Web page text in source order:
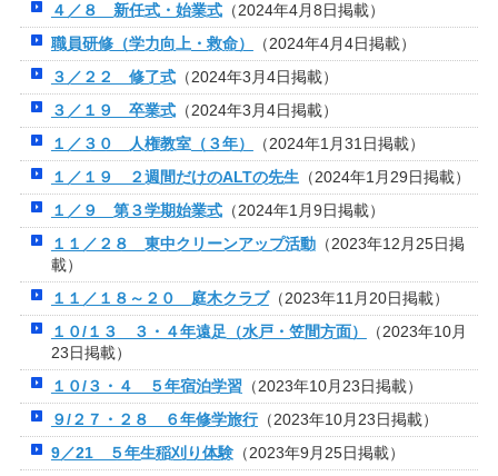
４／８ 新任式・始業式（2024年4月8日掲載）
職員研修（学力向上・救命）
（2024年4月4日掲載）
３／２２ 修了式（2024年3月4日掲載）
３／１９ 卒業式（2024年3月4日掲載）
１／３０ 人権教室（３年）
（2024年1月31日掲載）
１／１９ ２週間だけのALTの先生 （2024年1月29日掲載）
１／９ 第３学期始業式（2024年1月9日掲載）
１１／２８ 東中クリーンアップ活動（2023年12月25日掲
載）
１１／１８～２０ 庭木クラブ（2023年11月20日掲載）
１０/１３ ３・４年遠足（水戸・笠間方面）
（2023年10月
23日掲載）
１０/３・４ ５年宿泊学習（2023年10月23日掲載）
９/２７・２８ ６年修学旅行（2023年10月23日掲載）
9／21 ５年生稲刈り体験（2023年9月25日掲載）